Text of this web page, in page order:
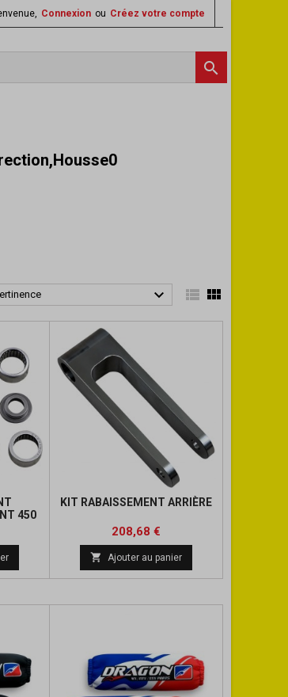
Connexion ou Créez votre compte

  
450
KIT RABAISSEMENT ARRIÈRE
Prix
208,68 €Prix
de
base
 Ajouter au panier